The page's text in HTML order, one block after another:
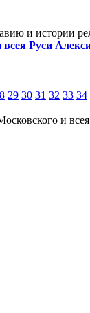
и истории
Руси
29 30 31 32 33 34
и